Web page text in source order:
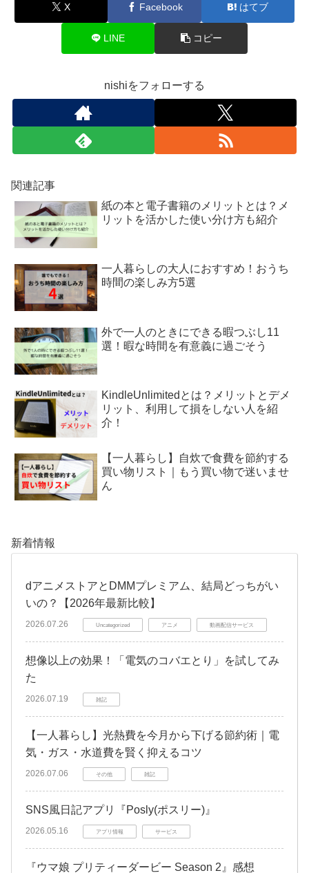
X Facebook はてブ
LINE コピー
nishiをフォローする
関連記事
紙の本と電子書籍のメリットとは？メ
リットを活かした使い分け方も紹介
一人暮らしの大人におすすめ！おうち
時間の楽しみ方5選
外で一人のときにできる暇つぶし11
選！暇な時間を有意義に過ごそう
KindleUnlimitedとは？メリットとデメ
リット、利用して損をしない人を紹
介！
【一人暮らし】自炊で食費を節約する
買い物リスト｜もう買い物で迷いませ
ん
新着情報
dアニメストアとDMMプレミアム、結局どっちがい
いの？【2026年最新比較】
2026.07.26 Uncategorized アニメ 動画配信サービス
想像以上の効果！「電気のコバエとり」を試してみ
た
2026.07.19 雑記
【一人暮らし】光熱費を今月から下げる節約術｜電
気・ガス・水道費を賢く抑えるコツ
2026.07.06 その他 雑記
SNS風日記アプリ『Posly(ポスリー)』
2026.05.16 アプリ情報 サービス
『ウマ娘 プリティーダービー Season 2』感想